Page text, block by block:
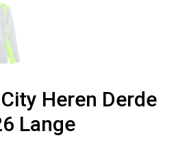
Heren Derde
Lange